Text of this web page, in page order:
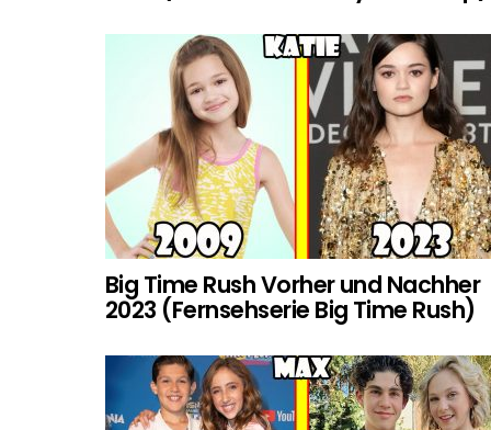
Big Time Rush Vorher und Nachher
2023 (Fernsehserie Big Time Rush)